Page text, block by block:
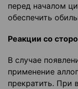
перед началом
обеспечить
Реакции со
В случае
применение
прекратить. При